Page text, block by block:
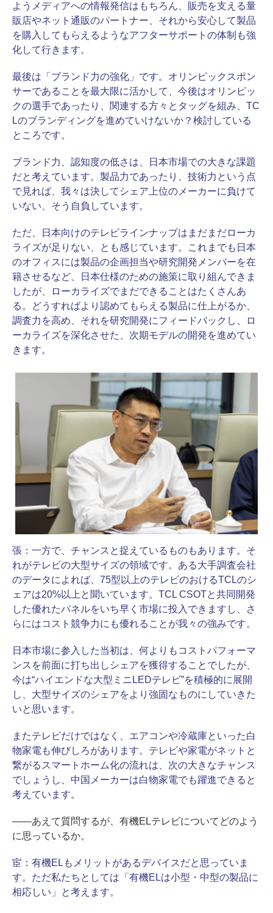
ようメディアへの情報発信はもちろん、販売を支える量
販店やネット通販のパートナー、それから安心して製品
を購入してもらえるようなアフターサポートの体制も強
化して行きます。
最後は「ブランド力の強化」です。オリンピックスポン
サーであることを最大限に活かして、今後はオリンピッ
クの選手であったり、関連する方々とタッグを組み、TC
Lのブランディングを進めていけないか？検討している
ところです。
ブランド力、認知度の低さは、日本市場での大きな課題
だと考えています。製品力であったり、技術力という点
で見れば、我々は決してシェア上位のメーカーに負けて
いない、そう自負しています。
ただ、日本向けのテレビラインナップはまだまだローカ
ライズが足りない、とも感じています。これまでも日本
のオフィスには製品の企画担当や研究開発メンバーを在
籍させるなど、日本仕様のための施策に取り組んできま
したが、ローカライズでまだできることはたくさんあ
る。どうすればより認めてもらえる製品に仕上がるか、
調査力を高め、それを研究開発にフィードバックし、ロ
ーカライズを深化させた、次期モデルの開発を進めてい
きます。
張： 一方で、チャンスと捉えているものもあります。そ
れがテレビの大型サイズの領域です。ある大手調査会社
のデータによれば、75型以上のテレビのおけるTCLのシ
ェアは20%以上と聞いています。TCL CSOTと共同開発
した優れたパネルをいち早く市場に投入できますし、さ
らにはコスト競争力にも優れることが我々の強みです。
日本市場に参入した当初は、何よりもコストパフォーマ
ンスを前面に打ち出しシェアを獲得することでしたが、
今は“ハイエンドな大型ミニLEDテレビ”を積極的に展開
し、大型サイズのシェアをより強固なものにしていきた
いと思います。
またテレビだけではなく、エアコンや冷蔵庫といった白
物家電も伸びしろがあります。テレビや家電がネットと
繋がるスマートホーム化の流れは、次の大きなチャンス
でしょうし、中国メーカーは白物家電でも躍進できると
考えています。
――あえて質問するが、有機ELテレビについてどのよう
に思っているか。
宦： 有機ELもメリットがあるデバイスだと思っていま
す。ただ私たちとしては「有機ELは小型・中型の製品に
相応しい」と考えます。